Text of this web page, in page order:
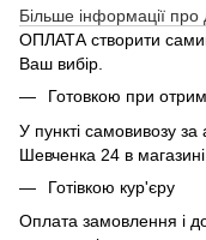
Більше інформації про
ОПЛАТА створити
Ваш вибір.
Готовкою при
У пункті самовивозу
Шевченка 24 в
Готівкою кур'єру
Оплата замовлення і